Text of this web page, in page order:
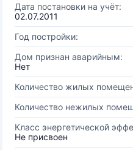
Дата постановки на учёт:
02.07.2011
Год постройки:
Дом признан аварийным:
Нет
Количество жилых
Количество нежилых
Класс энергетической
Не присвоен